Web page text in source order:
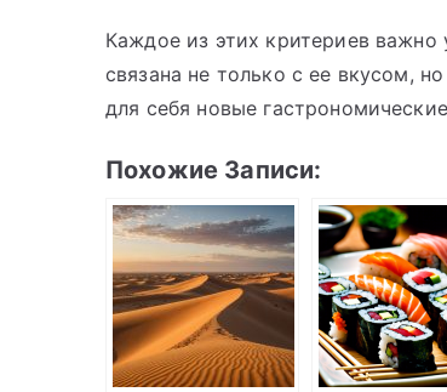
Каждое из этих критериев
связана не только с ее вкусом,
для себя новые
Похожие Записи: